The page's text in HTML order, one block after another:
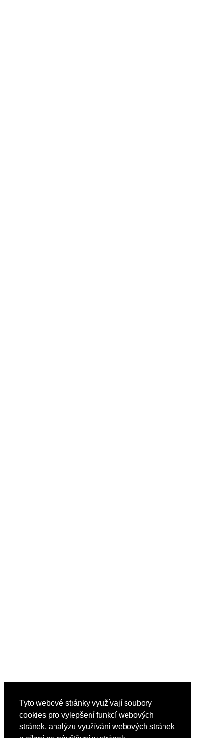
Tyto webové stránky využívají soubory
cookies pro vylepšení funkcí webových
stránek, analýzu využívání webových stránek